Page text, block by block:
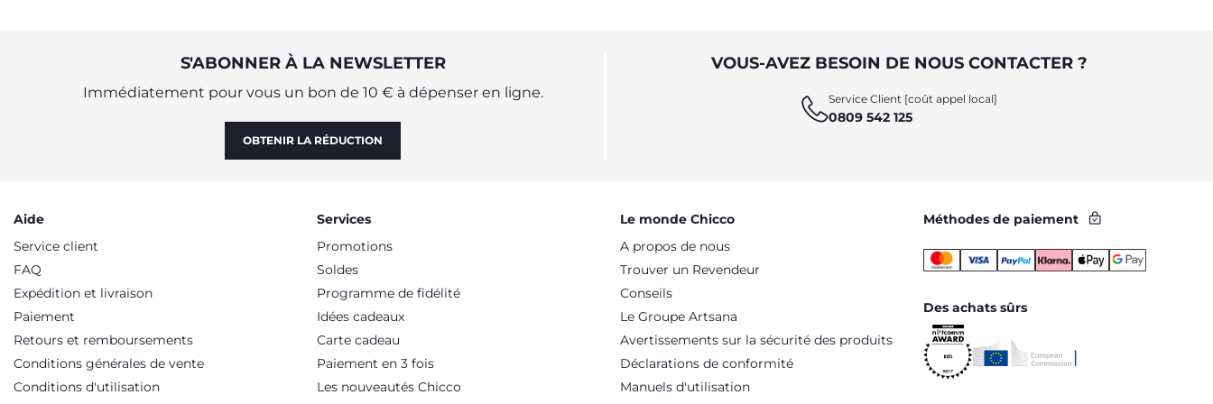
S'ABONNER À LA NEWSLETTER
Immédiatement pour vous un bon de 10 € à dépenser en ligne.
OBTENIR LA RÉDUCTION
VOUS-AVEZ BESOIN DE NOUS CONTACTER ?
Service Client [coût appel local]
0809 542 125
Aide
Service client
FAQ
Expédition et livraison
Paiement
Retours et remboursements
Conditions générales de vente
Conditions d'utilisation
Services
Promotions
Soldes
Programme de fidélité
Idées cadeaux
Carte cadeau
Paiement en 3 fois
Les nouveautés Chicco
Le monde Chicco
A propos de nous
Trouver un Revendeur
Conseils
Le Groupe Artsana
Avertissements sur la sécurité des produits
Déclarations de conformité
Manuels d'utilisation
Méthodes de paiement
Des achats sûrs